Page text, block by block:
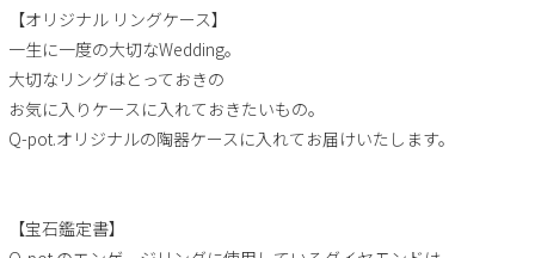
【オリジナル リングケース】
一生に一度の大切なWedding。
大切なリングはとっておきの
お気に入りケースに入れておきたいもの。
Q-pot.オリジナルの陶器ケースに入れてお届けいたします。
【宝石鑑定書】